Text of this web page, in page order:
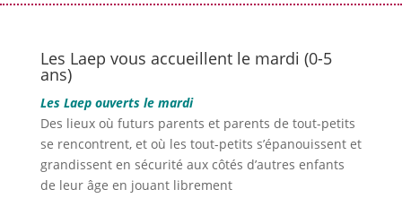
Les Laep vous accueillent le mardi (0-5
ans)
Les Laep ouverts le mardi
Des lieux où futurs parents et parents de tout-petits
se rencontrent, et où les tout-petits s’épanouissent et
grandissent en sécurité aux côtés d’autres enfants
de leur âge en jouant librement